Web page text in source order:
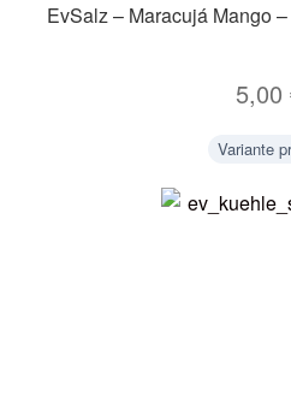
EvSalz – Maracujá Mango
5,00
Variante